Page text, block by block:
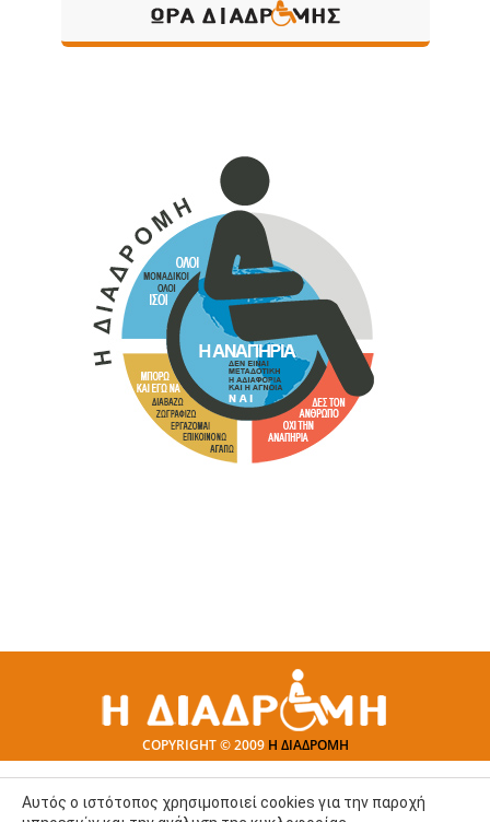
COPYRIGHT © 2009 Η ΔΙΑΔΡΟΜΗ
Αυτός ο ιστότοπος χρησιμοποιεί cookies για την παροχή